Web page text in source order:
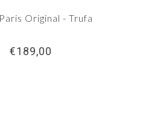
Original - Trufa
€189,00